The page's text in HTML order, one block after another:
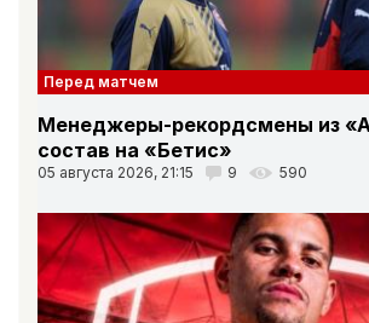
Перед матчем
Менеджеры-рекордсмены из
состав на «Бетис»
05 августа 2026, 21:15 9 590